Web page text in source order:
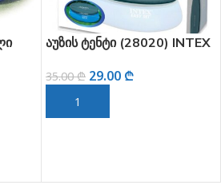
აუზის ტენტი (28020) INTEX
35.00₾ 29.00 ₾
ᲙᲐᲚᲐᲗᲐᲨᲘ ᲓᲐᲛᲐᲢᲔᲑᲐ